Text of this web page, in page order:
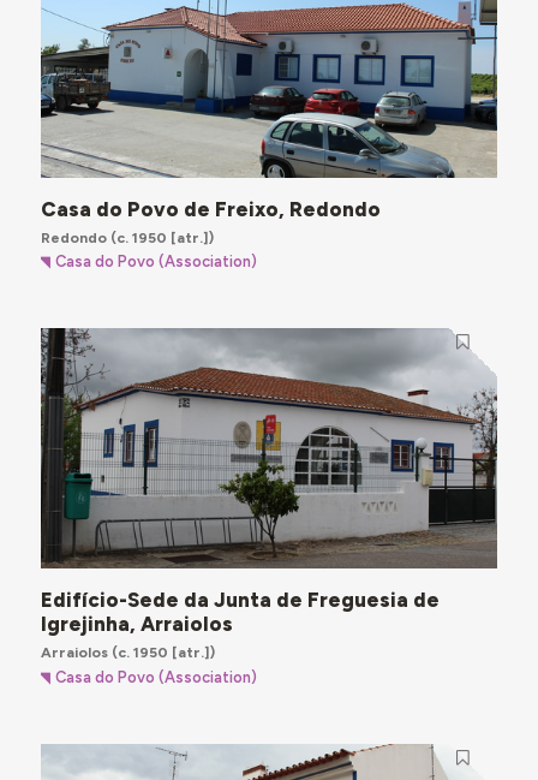
Casa do Povo de Freixo, Redondo
Redondo(c. 1950 [atr.])
Casa do Povo (Association)
Edifício-Sede da Junta de Freguesia de
Igrejinha, Arraiolos
Arraiolos(c. 1950 [atr.])
Casa do Povo (Association)